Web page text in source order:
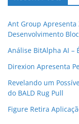
Ant Group Apresenta
Desenvolvimento
Análise BitAlpha AI –
Direxion Apresenta
Revelando um
do BALD Rug Pull
Figure Retira